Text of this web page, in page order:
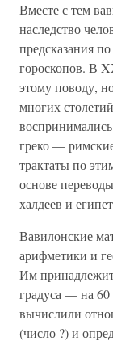
Вместе с тем
наследство
предсказания
гороскопов. В
этому поводу,
многих
греко —
трактаты по
основе
халдеев и
Вавилонские
арифметики и
Им
градуса — на
вычислили
(число ?) и